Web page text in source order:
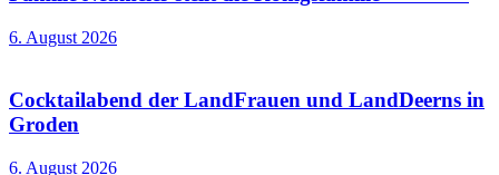
6. August 2026
Cocktailabend der LandFrauen und LandDeerns in
Groden
6. August 2026